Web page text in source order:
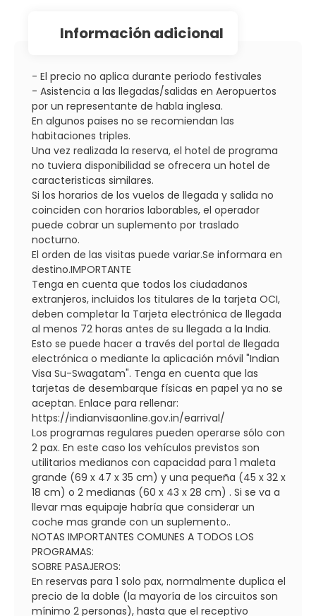
información adicional
- El precio no aplica durante periodo festivales
- Asistencia a las llegadas/salidas en Aeropuertos
por un representante de habla inglesa.
En algunos paises no se recomiendan las
habitaciones triples.
Una vez realizada la reserva, el hotel de programa
no tuviera disponibilidad se ofrecera un hotel de
caracteristicas similares.
Si los horarios de los vuelos de llegada y salida no
coinciden con horarios laborables, el operador
puede cobrar un suplemento por traslado
nocturno.
El orden de las visitas puede variar.Se informara en
destino.IMPORTANTE
Tenga en cuenta que todos los ciudadanos
extranjeros, incluidos los titulares de la tarjeta OCI,
deben completar la Tarjeta electrónica de llegada
al menos 72 horas antes de su llegada a la India.
Esto se puede hacer a través del portal de llegada
electrónica o mediante la aplicación móvil "Indian
Visa Su-Swagatam". Tenga en cuenta que las
tarjetas de desembarque físicas en papel ya no se
aceptan. Enlace para rellenar:
https://indianvisaonline.gov.in/earrival/
Los programas regulares pueden operarse sólo con
2 pax. En este caso los vehículos previstos son
utilitarios medianos con capacidad para 1 maleta
grande (69 x 47 x 35 cm) y una pequeña (45 x 32 x
18 cm) o 2 medianas (60 x 43 x 28 cm) . Si se va a
llevar mas equipaje habría que considerar un
coche mas grande con un suplemento..
NOTAS IMPORTANTES COMUNES A TODOS LOS
PROGRAMAS:
SOBRE PASAJEROS:
En reservas para 1 solo pax, normalmente duplica el
precio de la doble (la mayoría de los circuitos son
mínimo 2 personas), hasta que el receptivo